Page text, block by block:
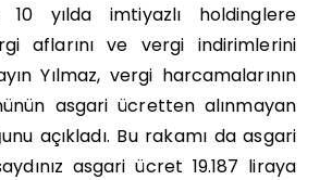
yılda imtiyazlı holdinglere
aflarını ve vergi indirimlerini
Yılmaz, vergi harcamalarının
asgari ücretten alınmayan
açıkladı. Bu rakamı da asgari
asgari ücret 19.187 liraya